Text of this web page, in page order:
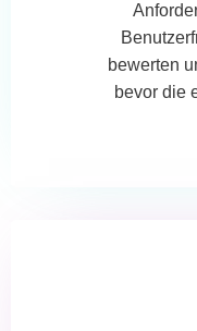
bewerten
bevor die